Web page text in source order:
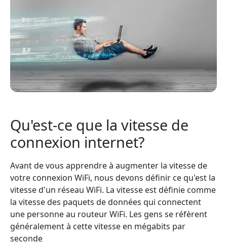
Qu'est-ce que la vitesse de
connexion internet?
Avant de vous apprendre à augmenter la vitesse de
votre connexion WiFi, nous devons définir ce qu'est la
vitesse d'un réseau WiFi. La vitesse est définie comme
la vitesse des paquets de données qui connectent
une personne au routeur WiFi. Les gens se réfèrent
généralement à cette vitesse en mégabits par
seconde